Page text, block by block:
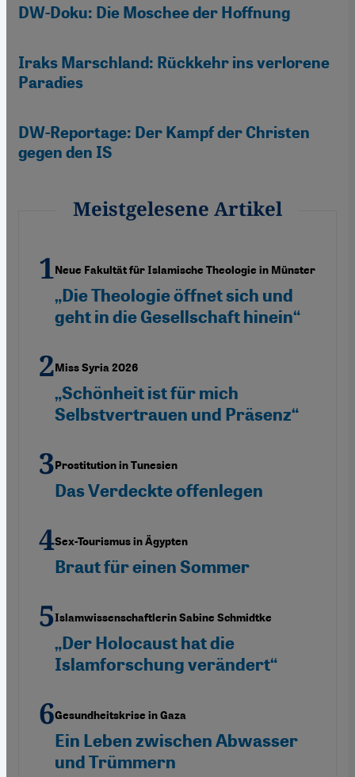
DW-Doku: Die Moschee der Hoffnung
Iraks Marschland: Rückkehr ins verlorene
Paradies
DW-Reportage: Der Kampf der Christen
gegen den IS
Meistgelesene Artikel
Neue Fakultät für Islamische Theologie in Münster
„Die Theologie öffnet sich und
geht in die Gesellschaft hinein“
Miss Syria 2026
„Schönheit ist für mich
Selbstvertrauen und Präsenz“
Prostitution in Tunesien
Das Verdeckte offenlegen
Sex-Tourismus in Ägypten
Braut für einen Sommer
Islamwissenschaftlerin Sabine Schmidtke
„Der Holocaust hat die
Islamforschung verändert“
Gesundheitskrise in Gaza
Ein Leben zwischen Abwasser
und Trümmern